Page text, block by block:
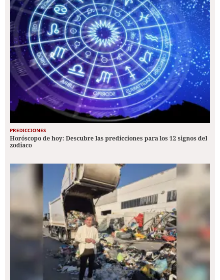
PREDICCIONES
Horóscopo de hoy: Descubre las predicciones para los 12 signos del
zodiaco